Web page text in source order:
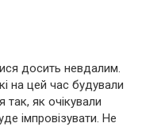
досить невдалим.
на цей час будували
так, як очікували
імпровізувати. Не